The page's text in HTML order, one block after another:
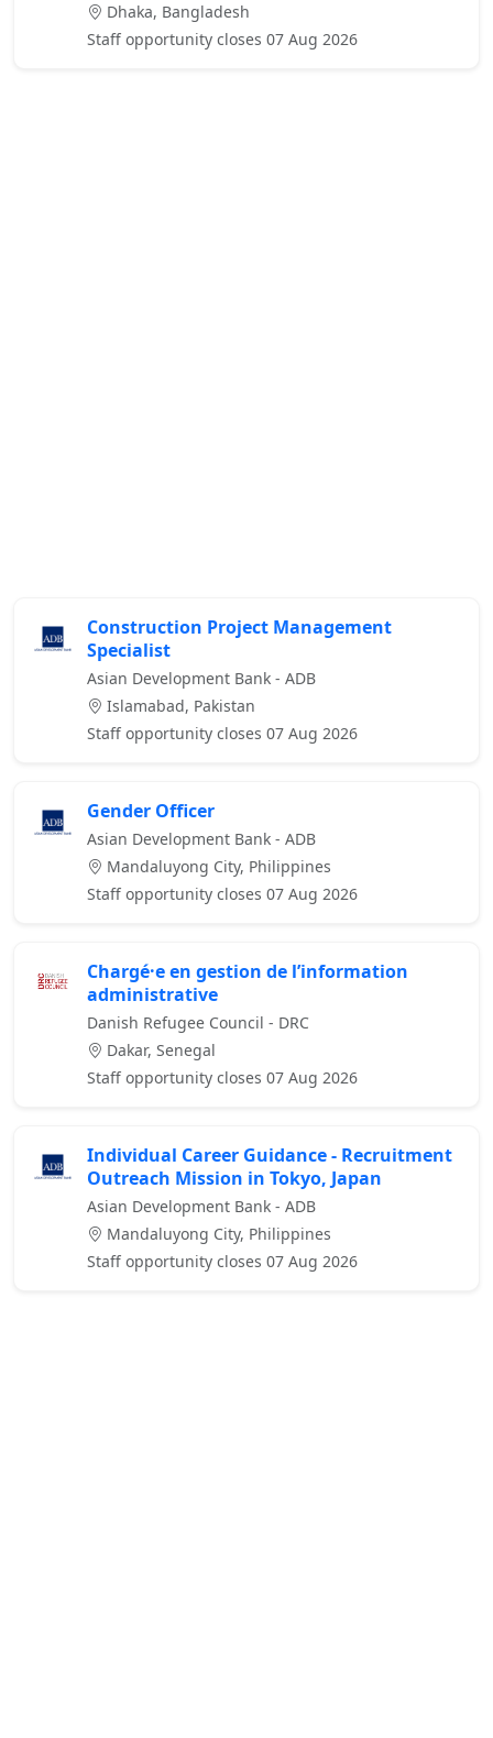
Dhaka, Bangladesh
Staff opportunity closes 07 Aug 2026
Construction Project Management
Specialist
Asian Development Bank - ADB
Islamabad, Pakistan
Staff opportunity closes 07 Aug 2026
Gender Officer
Asian Development Bank - ADB
Mandaluyong City, Philippines
Staff opportunity closes 07 Aug 2026
Chargé·e en gestion de l’information
administrative
Danish Refugee Council - DRC
Dakar, Senegal
Staff opportunity closes 07 Aug 2026
Individual Career Guidance - Recruitment
Outreach Mission in Tokyo, Japan
Asian Development Bank - ADB
Mandaluyong City, Philippines
Staff opportunity closes 07 Aug 2026